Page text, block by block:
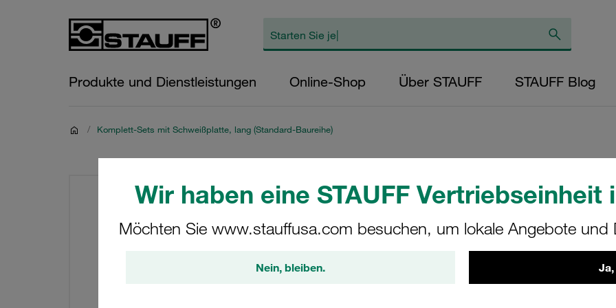
Wir haben eine STAUFF Vertriebseinheit
Möchten Sie www.stauffusa.com besuchen, um lokale Angebote und
Nein, bleiben.
Produkte und Dienstleistungen Online-Shop Über STAUFF STAUFF Blog
/ Komplett-Sets mit Schweißplatte, lang (Standard-Baureihe)
Komplettschelle
Ø6mm
Vorspannung
Schraube
SPV-106a-PP-ES-AS-